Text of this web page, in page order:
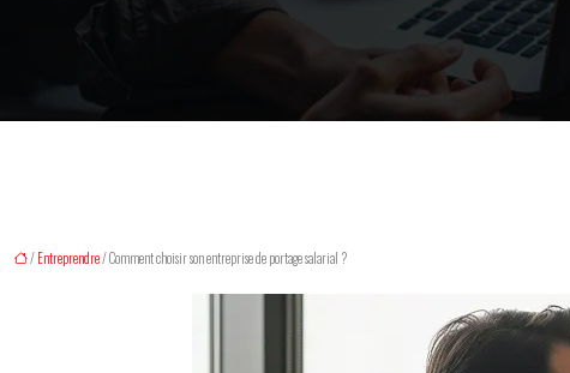
/Entreprendre/ Comment choisir son entreprise de portage salarial ?